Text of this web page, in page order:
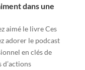
dans une
aimé le livre Ces
adorer le podcast
en clés de
d’actions